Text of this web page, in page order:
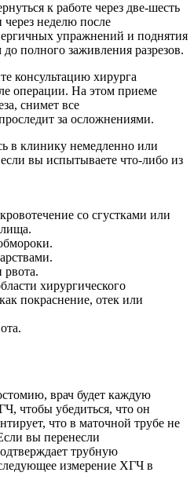
к работе через две-шесть
через неделю после
упражнений и поднятия
полного заживления разрезов.
консультацию хирурга
операции. На этом приеме
снимет все
за осложнениями.
в клинику немедленно или
вы испытываете что-либо из
со сгустками или
рвота.
хирургического
покраснение, отек или
врач будет каждую
чтобы убедиться, что он
что в маточной трубе не
вы перенесли
трубную
измерение ХГЧ в